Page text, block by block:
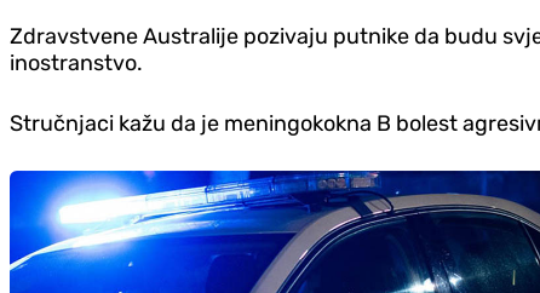
Zdravstvene Australije pozivaju putnike da budu
inostranstvo.
Stručnjaci kažu da je meningokokna B bolest